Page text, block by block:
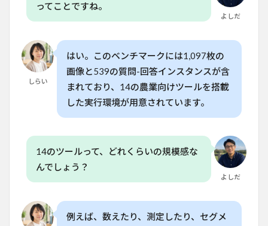
よしだ
ってことですね。
しらい
はい。このベンチマークには1,097枚の
画像と539の質問-回答インスタンスが含
まれており、14の農業向けツールを搭載
した実行環境が用意されています。
よしだ
14のツールって、どれくらいの規模感な
んでしょう？
例えば、数えたり、測定したり、セグメ